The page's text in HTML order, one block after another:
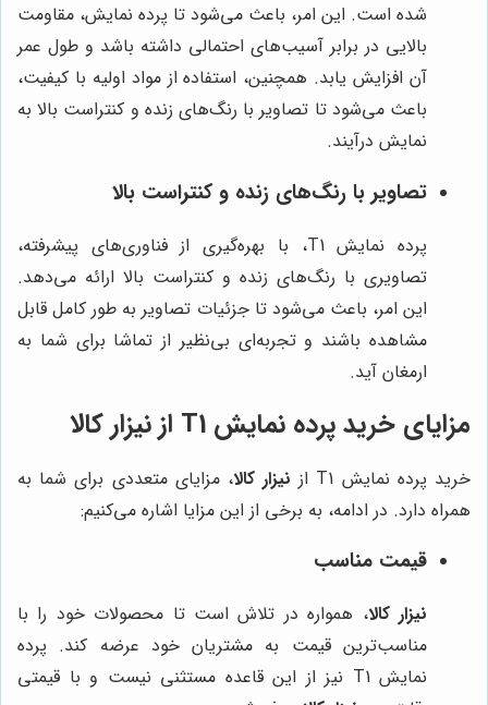
شده است. این امر، باعث می‌شود تا پرده نمایش، مقاومت
بالایی در برابر آسیب‌های احتمالی داشته باشد و طول عمر
آن افزایش یابد. همچنین، استفاده از مواد اولیه با کیفیت،
باعث می‌شود تا تصاویر با رنگ‌های زنده و کنتراست بالا به
نمایش درآیند.
تصاویر با رنگ‌های زنده و کنتراست بالا
پرده نمایش T1، با بهره‌گیری از فناوری‌های پیشرفته،
تصاویری با رنگ‌های زنده و کنتراست بالا ارائه می‌دهد.
این امر، باعث می‌شود تا جزئیات تصاویر به طور کامل قابل
مشاهده باشند و تجربه‌ای بی‌نظیر از تماشا برای شما به
ارمغان آید.
مزایای خرید پرده نمایش T1 از نیزار کالا
خرید پرده نمایش T1 از نیزار کالا، مزایای متعددی برای شما به
همراه دارد. در ادامه، به برخی از این مزایا اشاره می‌کنیم:
قیمت مناسب
نیزار کالا، همواره در تلاش است تا محصولات خود را با
مناسب‌ترین قیمت به مشتریان خود عرضه کند. پرده
نمایش T1 نیز از این قاعده مستثنی نیست و با قیمتی